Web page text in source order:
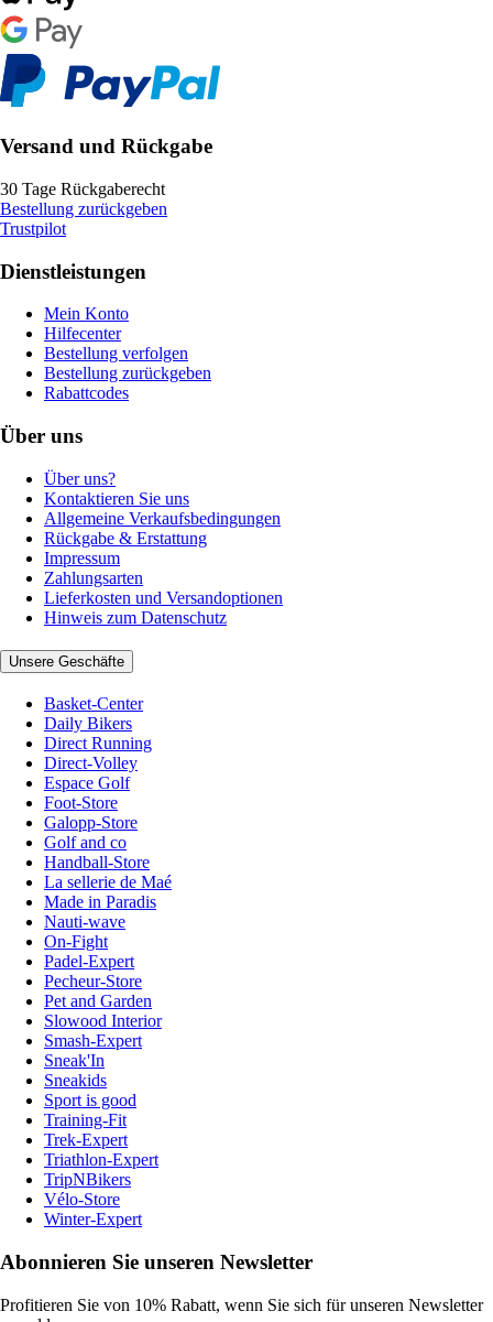
Versand und Rückgabe
30 Tage Rückgaberecht
Bestellung zurückgeben
Trustpilot
Dienstleistungen
Mein Konto
Hilfecenter
Bestellung verfolgen
Bestellung zurückgeben
Rabattcodes
Über uns
Über uns?
Kontaktieren Sie uns
Allgemeine Verkaufsbedingungen
Rückgabe & Erstattung
Impressum
Zahlungsarten
Lieferkosten und Versandoptionen
Hinweis zum Datenschutz
Unsere Geschäfte
Basket-Center
Daily Bikers
Direct Running
Direct-Volley
Espace Golf
Foot-Store
Galopp-Store
Golf and co
Handball-Store
La sellerie de Maé
Made in Paradis
Nauti-wave
On-Fight
Padel-Expert
Pecheur-Store
Pet and Garden
Slowood Interior
Smash-Expert
Sneak'In
Sneakids
Sport is good
Training-Fit
Trek-Expert
Triathlon-Expert
TripNBikers
Vélo-Store
Winter-Expert
Abonnieren Sie unseren Newsletter
Profitieren Sie von 10% Rabatt, wenn Sie sich für unseren Newsletter